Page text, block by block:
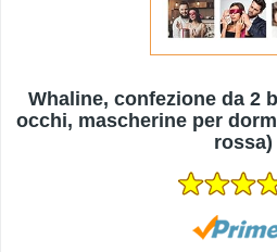
Whaline, confezione da 2
occhi, mascherine per
rossa)